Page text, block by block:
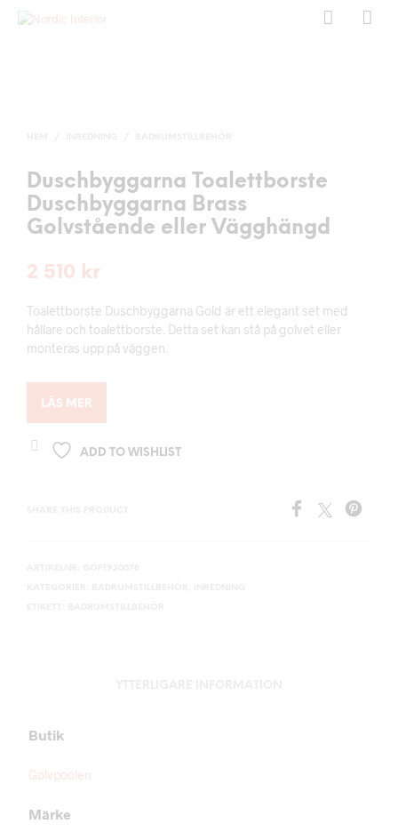
Duschbyggarna Toalettborste
Duschbyggarna Brass
Golvstående eller Vägghängd
2 510 kr
Toalettborste Duschbyggarna Gold är ett elegant set med
hållare och toalettborste. Detta set kan stå på golvet eller
monteras upp på väggen.
LÄS MER
ADD TO WISHLIST
Butik
Golvpoolen
Märke